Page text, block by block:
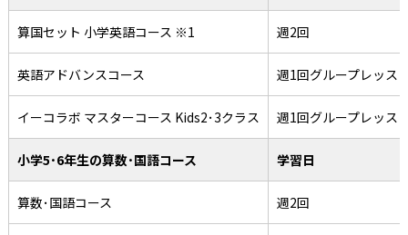
算国セット 小学英語コース ※1 週2回
英語アドバンスコース 週1回グループレッス
イーコラボ マスターコース Kids2･3クラス 週1回グループレッス
小学5･6年生の算数･国語コース 学習日
算数･国語コース 週2回